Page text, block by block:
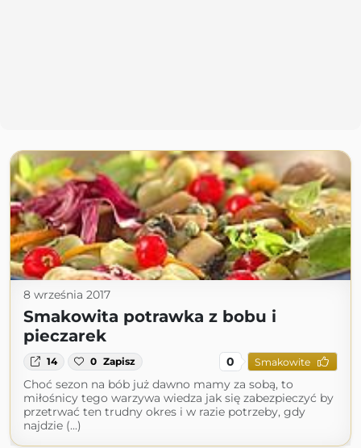
8 września 2017
Smakowita potrawka z bobu i
pieczarek
14 0 Zapisz 0 Smakowite
Choć sezon na bób już dawno mamy za sobą, to
miłośnicy tego warzywa wiedza jak się zabezpieczyć by
przetrwać ten trudny okres i w razie potrzeby, gdy
najdzie (...)